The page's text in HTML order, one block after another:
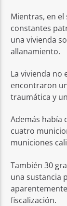
Mientras, en
constantes
una vivienda
allanamiento.
La vivienda no
encontraron
traumática y
Además había
cuatro
municiones
También 30
una sustancia
fiscalización.